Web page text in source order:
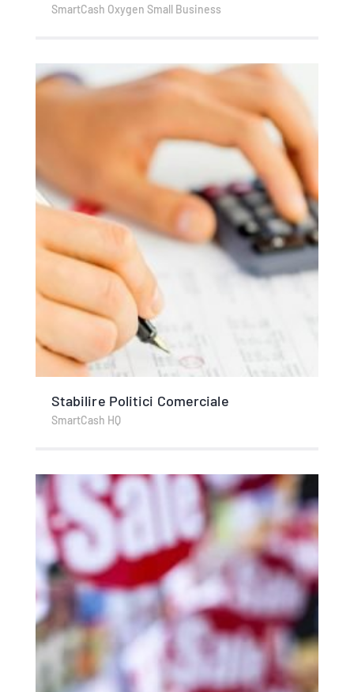
SmartCash Oxygen Small Business
Stabilire Politici Comerciale
SmartCash HQ